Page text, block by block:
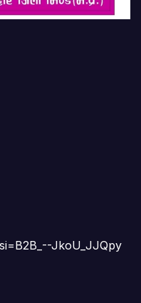
JkoU_JJQpy